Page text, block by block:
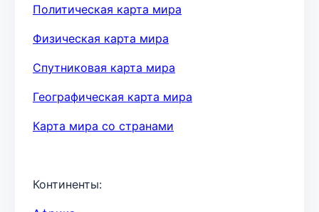
Политическая карта мира
Физическая карта мира
Спутниковая карта мира
Географическая карта мира
Карта мира со странами
Континенты: